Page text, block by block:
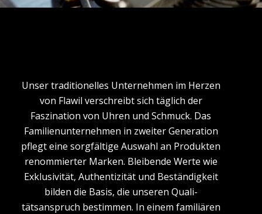
Unser traditionelles Unternehmen im Herzen
von Flawil verschreibt sich täglich der
Faszination von Uhren und Schmuck. Das
Familien­unternehmen in zweiter Generation
pflegt eine sorgfältige Auswahl an Produkten
renommierter Marken. Bleibende Werte wie
Exklusivität, Authentizität und Beständigkeit
bilden die Basis, die unseren Quali­
tätsanspruch bestimmen. In einem familiären